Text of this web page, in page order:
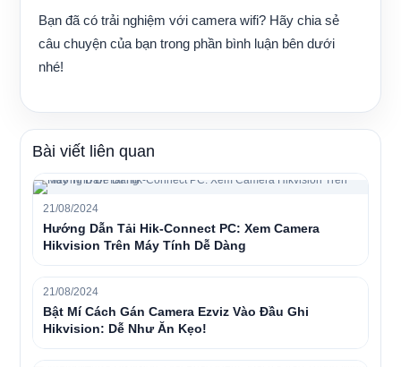
Bạn đã có trải nghiệm với camera wifi? Hãy chia sẻ
câu chuyện của bạn trong phần bình luận bên dưới
nhé!
Bài viết liên quan
21/08/2024
Hướng Dẫn Tải Hik-Connect PC: Xem Camera
Hikvision Trên Máy Tính Dễ Dàng
21/08/2024
Bật Mí Cách Gán Camera Ezviz Vào Đầu Ghi
Hikvision: Dễ Như Ăn Kẹo!